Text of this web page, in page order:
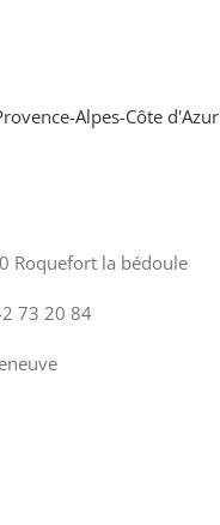
Alpes-Côte d'Azur
Roquefort la bédoule
73 20 84